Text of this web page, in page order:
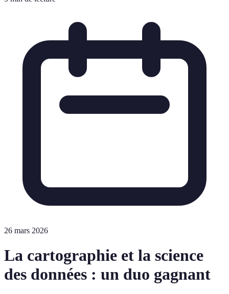
26 mars 2026
La cartographie et la science
des données : un duo gagnant